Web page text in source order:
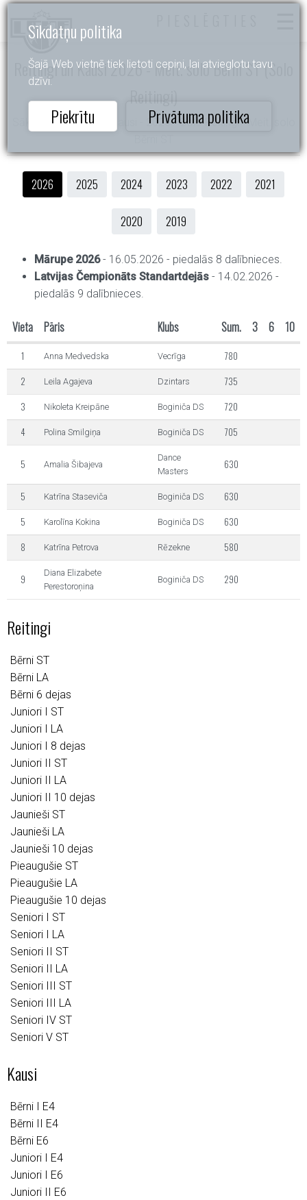
Sīkdatņu politika
Šajā Web vietnē tiek lietoti cepiņi, lai atvieglotu tavu
dzīvi.
Piekrītu Privātuma politika
Reitingi un Kausi 2026 - Meit. solo Bērni ST (Solo
Reitingi)
- Reitingi un Kausi - 2026 - Solo Reitingi - Meit. solo
2026 2025 2024 2023 2022 2021
2020 2019
Mārupe 2026- 16.05.2026 - piedalās 8 dalībnieces.
Latvijas Čempionāts Standartdejās - 14.02.2026 -
piedalās 9 dalībnieces.
Vieta Pāris Klubs Sum. 3 6 10
1 Anna Medvedska Vecrīga
780
2
Leila Agajeva Dzintars
735
3
Nikoleta Kreipāne Boginiča DS
720
4
Polina Smilgiņa Boginiča DS 705
5 Amalia Šibajeva
Dance
Masters
630
5 Katrīna Staseviča Boginiča DS
630
5
Karolīna Kokina Boginiča DS
630
8
Katrīna Petrova Rēzekne 580
9
Diana Elizabete
Perestoroņina
Boginiča DS 290
Reitingi
Bērni ST
Bērni LA
Bērni 6 dejas
Juniori I ST
Juniori I LA
Juniori I 8 dejas
Juniori II ST
Juniori II LA
Juniori II 10 dejas
Jaunieši ST
Jaunieši LA
Jaunieši 10 dejas
Pieaugušie ST
Pieaugušie LA
Pieaugušie 10 dejas
Seniori I ST
Seniori I LA
Seniori II ST
Seniori II LA
Seniori III ST
Seniori III LA
Seniori IV ST
Seniori V ST
Kausi
Bērni I E4
Bērni II E4
Bērni E6
Juniori I E4
Juniori I E6
Juniori II E6